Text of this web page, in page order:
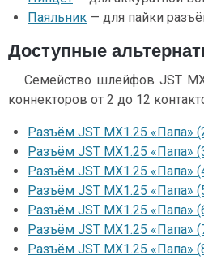
Паяльник — для пайки
Доступные
Семейство шлейфов JST
коннекторов от 2 до 12
Разъём JST MX1.25 «Папа»
Разъём JST MX1.25 «Папа»
Разъём JST MX1.25 «Папа»
Разъём JST MX1.25 «Папа»
Разъём JST MX1.25 «Папа»
Разъём JST MX1.25 «Папа»
Разъём JST MX1.25 «Папа»